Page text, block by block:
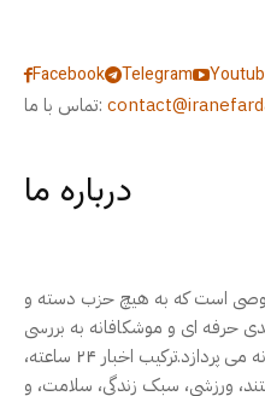
Facebook Telegram
تماس با ما:
درباره ما
است که به هیچ حزب دسته و
حرفه ای و موشکافانه به بررسی
مهمترین رویدادهای ایران و خاورمیانه می پردازد.ترکیب اخبار ۲۴ ساعته،
ورزشی، سبک زندگی، سلامت، و